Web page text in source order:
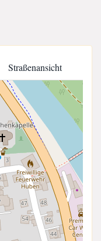
Straßenansicht